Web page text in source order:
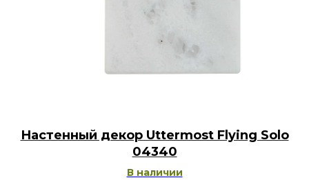
Настенный декор Uttermost Flying Solo
04340
В наличии